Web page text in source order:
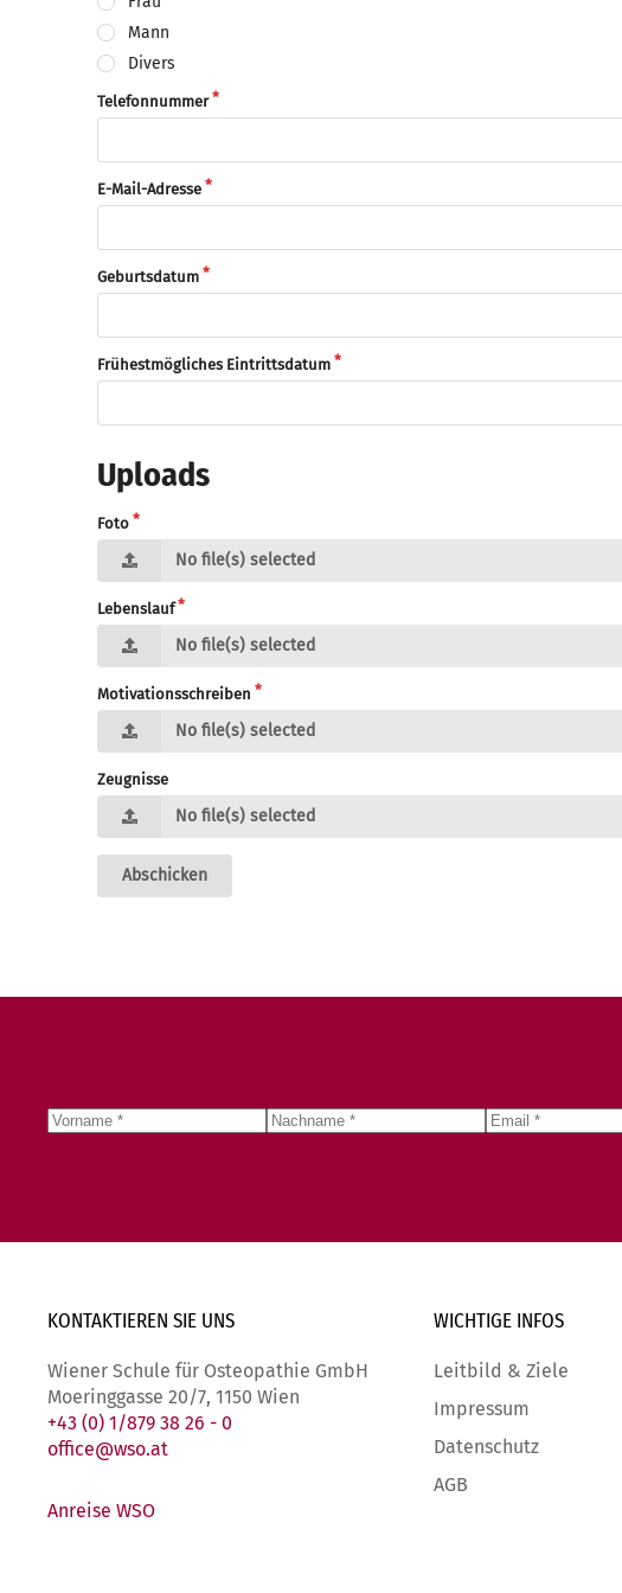
Mann
Divers
Telefonnummer
E-Mail-Adresse
Geburtsdatum
Frühestmögliches Eintrittsdatum
Uploads
Foto
No file(s) selected
Lebenslauf
No file(s) selected
Motivationsschreiben
No file(s) selected
Zeugnisse
No file(s) selected
Abschicken
KONTAKTIEREN SIE UNS
Wiener Schule für Osteopathie GmbH
Moeringgasse 20/7, 1150 Wien
+43 (0) 1/879 38 26 - 0
office@wso.at
Anreise WSO
WICHTIGE INFOS
Leitbild & Ziele
Impressum
Datenschutz
AGB